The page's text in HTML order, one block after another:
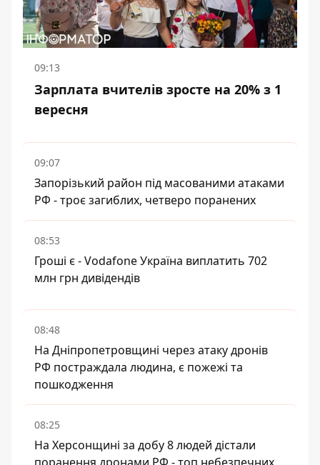
09:13
Зарплата вчителів зросте на 20% з 1
вересня
09:07
Запорізький район під масованими атаками
РФ - троє загиблих, четверо поранених
08:53
Гроші є - Vodafone Україна виплатить 702
млн грн дивідендів
08:48
На Дніпропетровщині через атаку дронів
РФ постраждала людина, є пожежі та
пошкодження
08:25
На Херсонщині за добу 8 людей дістали